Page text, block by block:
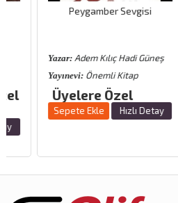
Peygamber Sevgisi
Adem Kılıç Hadi Güneş
Yayınevi:Önemli Kitap
Üyelere Özel
Sepete Ekle Hızlı Detay